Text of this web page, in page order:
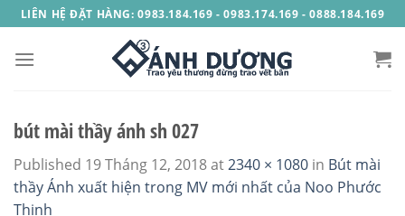
Skip
to
content
LIÊN HỆ ĐẶT HÀNG: 0983.184.169 - 0983.174.169 - 0888.184.169
bút mài thầy ánh sh 027
Published 19 Tháng 12, 2018at2340 × 1080 in Bút mài
thầy Ánh xuất hiện trong MV mới nhất của Noo Phước
Thịnh